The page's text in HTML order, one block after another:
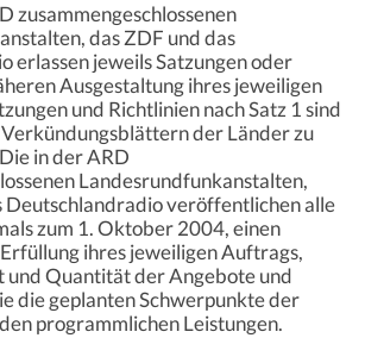
zusammengeschlossenen
das ZDF und das
erlassen jeweils Satzungen oder
Ausgestaltung ihres jeweiligen
und Richtlinien nach Satz 1 sind
der Länder zu
in der ARD
Landesrundfunkanstalten,
Deutschlandradio veröffentlichen alle
zum 1. Oktober 2004, einen
ihres jeweiligen Auftrags,
und Quantität der Angebote und
die geplanten Schwerpunkte der
programmlichen Leistungen.